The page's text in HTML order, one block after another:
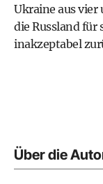
Ukraine aus
die Russland für
inakzeptabel
Über die